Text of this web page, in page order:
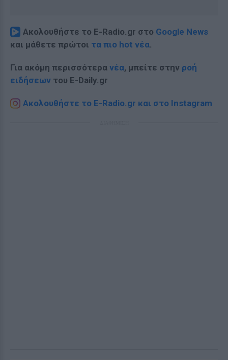
Ακολουθήστε το E-Radio.gr στο Google News
και μάθετε πρώτοι τα πιο hot νέα.
Για ακόμη περισσότερα νέα, μπείτε στην ροή
ειδήσεων του E-Daily.gr
Ακολουθήστε το E-Radio.gr και στο Instagram